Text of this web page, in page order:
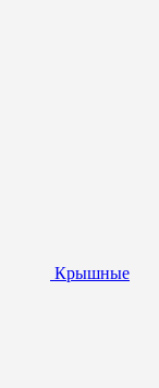
Крышные